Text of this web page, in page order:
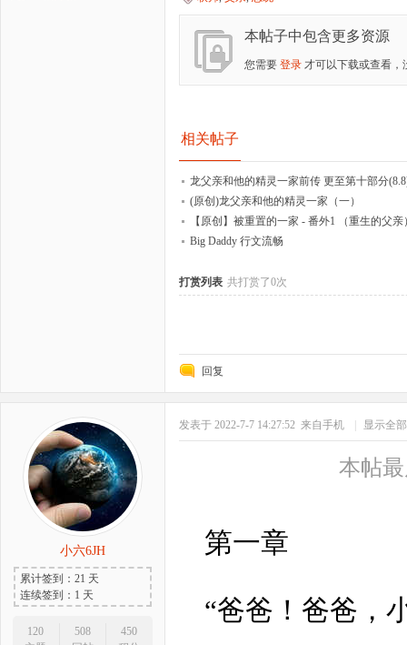
本帖子中包含更多资源
您需要 登录 才可以下载或查看，
相关帖子
龙父亲和他的精灵一家前传 更至第十部分
(原创)龙父亲和他的精灵一家（一）
【原创】被重置的一家 - 番外1 （重生的父亲
Big Daddy 行文流畅
打赏列表 共打赏了0次
回复
小六6JH
累计签到：21 天
连续签到：1 天
120
508
450
发表于 2022-7-7 14:27:52 来自手机 显示全
本帖最
第一章
“爸爸！爸爸，